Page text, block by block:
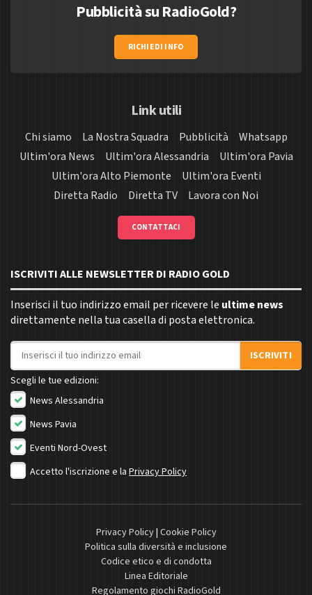
Pubblicità su RadioGold?
RICHIEDI INFO
Link utili
Chi siamo La Nostra Squadra Pubblicità
Whatsapp
Ultim'ora News
Ultim'ora Alessandria
Ultim'ora Pavia
Ultim'ora Alto Piemonte
Ultim'ora Eventi
Diretta Radio
Diretta TV Lavora con Noi
CONTATTACI
ISCRIVITI ALLE NEWSLETTER DI RADIO GOLD
Inserisci il tuo indirizzo email per ricevere le ultime news
direttamente nella tua casella di posta elettronica.
Indirizzo email
ISCRIVITI
Scegli le tue edizioni:
News Alessandria
News Pavia
Eventi Nord-Ovest
Accetto l'iscrizione e la Privacy Policy
Privacy Policy| Cookie Policy
Politica sulla diversità e inclusione
Codice etico e di condotta
Linea Editoriale
Regolamento giochi RadioGold